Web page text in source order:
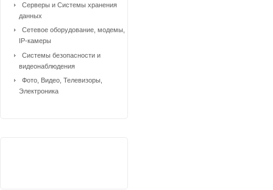
Серверы и Системы хранения
данных
Сетевое оборудование, модемы,
IP-камеры
Системы безопасности и
видеонаблюдения
Фото, Видео, Телевизоры,
Электроника